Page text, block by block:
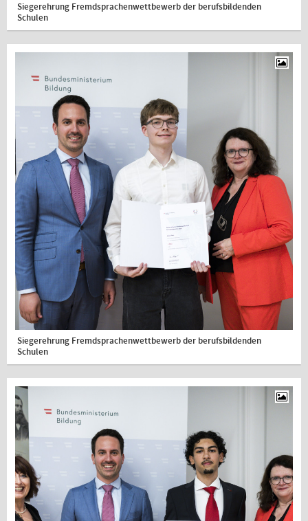
Siegerehrung Fremdsprachenwettbewerb der berufsbildenden
Schulen
Siegerehrung Fremdsprachenwettbewerb der berufsbildenden
Schulen